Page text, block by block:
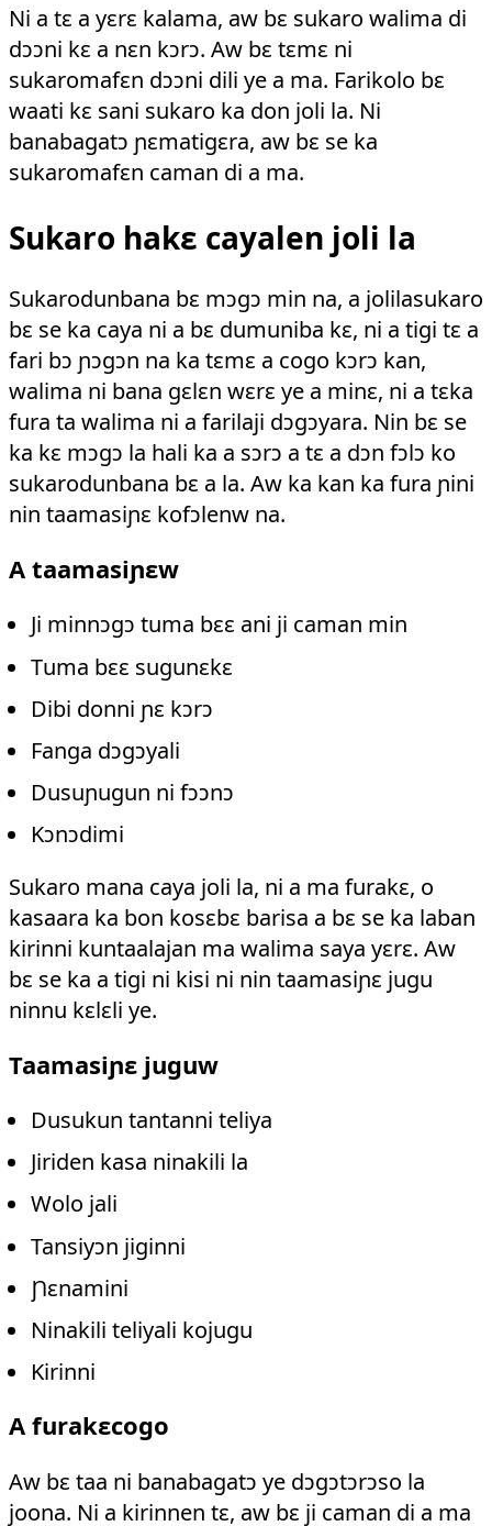
Ni a tɛ a yɛrɛ kalama, aw bɛ sukaro walima di
dɔɔni kɛ a nɛn kɔrɔ. Aw bɛ tɛmɛ ni
sukaromafɛn dɔɔni dili ye a ma. Farikolo bɛ
waati kɛ sani sukaro ka don joli la. Ni
banabagatɔ ɲɛmatigɛra, aw bɛ se ka
sukaromafɛn caman di a ma.
Sukaro hakɛ cayalen joli la
Sukarodun­bana bɛ mɔgɔ min na, a jolila­sukaro
bɛ se ka caya ni a bɛ dumuniba kɛ, ni a tigi tɛ a
fari bɔ ɲɔgɔn na ka tɛmɛ a cogo kɔrɔ kan,
walima ni bana gɛlɛn wɛrɛ ye a minɛ, ni a tɛka
fura ta walima ni a farilaji dɔgɔyara. Nin bɛ se
ka kɛ mɔgɔ la hali ka a sɔrɔ a tɛ a dɔn fɔlɔ ko
sukarodunbana bɛ a la. Aw ka kan ka fura ɲini
nin taamasiɲɛ kofɔlenw na.
A taamasiɲɛw
Ji minnɔgɔ tuma bɛɛ ani ji caman min
Tuma bɛɛ sugunɛkɛ
Dibi donni ɲɛ kɔrɔ
Fanga dɔgɔyali
Dusuɲugun ni fɔɔnɔ
Kɔnɔdimi
Sukaro mana caya joli la, ni a ma furakɛ, o
kasaara ka bon kosɛbɛ barisa a bɛ se ka laban
kirinni kuntaalajan ma walima saya yɛrɛ. Aw
bɛ se ka a tigi ni kisi ni nin taamasiɲɛ jugu
ninnu kɛlɛli ye.
Taamasiɲɛ juguw
Dusukun tantanni teliya
Jiriden kasa ninakili la
Wolo jali
Tansiyɔn jiginni
Ɲɛnamini
Ninakili teliyali kojugu
Kirinni
A furakɛcogo
Aw bɛ taa ni banabagatɔ ye dɔgɔtɔrɔso la
joona. Ni a kirinnen tɛ, aw bɛ ji caman di a ma